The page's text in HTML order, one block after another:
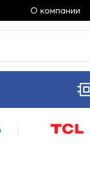
О компании